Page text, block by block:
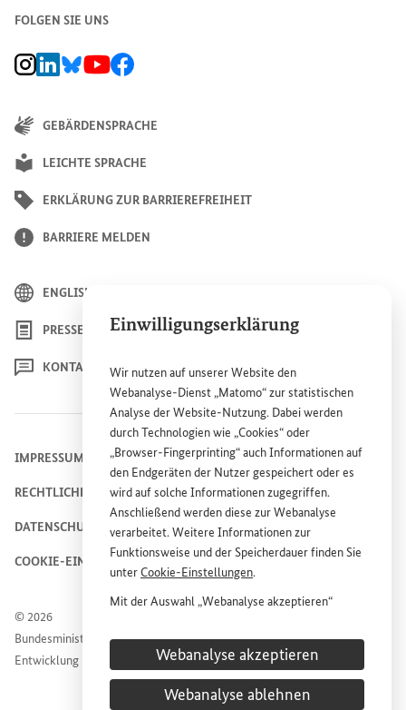
Einwilligungserklärung
Wir nutzen auf unsererWebsite den
Webanalyse-Dienst „Matomo“ zur statistischen
Analyse derWebsite-Nutzung. Dabei werden
durch Technologien wie „Cookies“ oder
„Browser-Fingerprinting“ auch Informationen auf
den Endgeräten der Nutzer gespeichert oder es
wird auf solche Informationen zugegriffen.
Anschließend werden diese zur Webanalyse
verarbeitet. Weitere Informationen zur
Funktionsweise und der Speicherdauer finden Sie
unterCookie-Einstellungen.
Mit der Auswahl „Webanalyse akzeptieren“
Dienstes „Matomo“ auf derWebsitedes
Bundesministeriums für wirtschaftliche
Entwicklung und Zusammenarbeit (BMZ) zu.
Diese Einwilligung ist freiwillig, für die Nutzung
Webanalyse akzeptieren
Webanalyse ablehnen
FOLGEN SIE UNS
BMZ Instagram-Kanal, Externer Link
BMZ LinkedIn Unternehmensseite, Externer Link
BMZ Bluesky-Seite, Externer Link
BMZ Youtube-Kanal, Externer Link
BMZ Facebook-Seite, Externer Link
GEBÄRDENSPRACHE
LEICHTE SPRACHE
ERKLÄRUNG ZUR BARRIEREFREIHEIT
BARRIERE MELDEN
ENGLISH
PRESSE
KONTAKT
© 2026
Bundesministerium für wirtschaftliche Zusammenarbeit und
Entwicklung
IMPRESSUM
RECHTLICHE HINWEISE
DATENSCHUTZHINWEIS
COOKIE-EINSTELLUNGEN